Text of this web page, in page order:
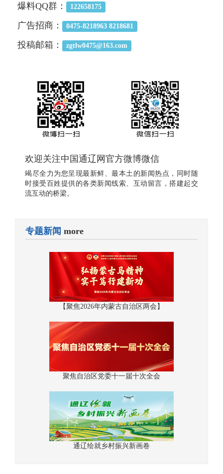
爆料QQ群： 122658175
广告招商： 0475-8218963 8218681
投稿邮箱： zgtlw0475@163.com
欢迎关注中国通辽网官方微博微信
竭尽全力为您呈现最新鲜、最本土的新闻热点，同时随
时接受百姓提供的各类新闻线索、互动留言，搭建起交
流互动的桥梁。
专题新闻 more
【聚焦2026年内蒙古自治区两会】
聚焦自治区党委十一届十次全会
通辽绘就乡村振兴新画卷